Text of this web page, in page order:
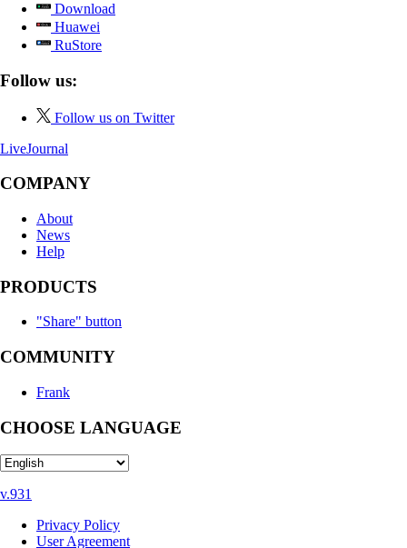
Download
Huawei
RuStore
Follow us:
Follow us on Twitter
LiveJournal
COMPANY
About
News
Help
PRODUCTS
"Share" button
COMMUNITY
Frank
CHOOSE LANGUAGE
v.931
Privacy Policy
User Agreement